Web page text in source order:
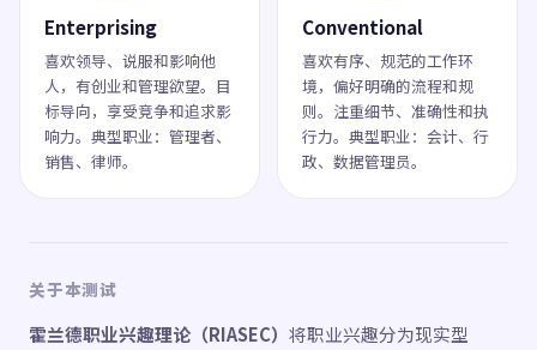
Enterprising
喜欢领导、说服和影响他
人，有创业和管理欲望。目
标导向，享受竞争和追求影
响力。典型职业：管理者、
销售、律师。
Conventional
喜欢有序、规范的工作环
境，偏好明确的流程和规
则。注重细节、准确性和执
行力。典型职业：会计、行
政、数据管理员。
关于本测试
霍兰德职业兴趣理论（RIASEC） 将职业兴趣分为现实型